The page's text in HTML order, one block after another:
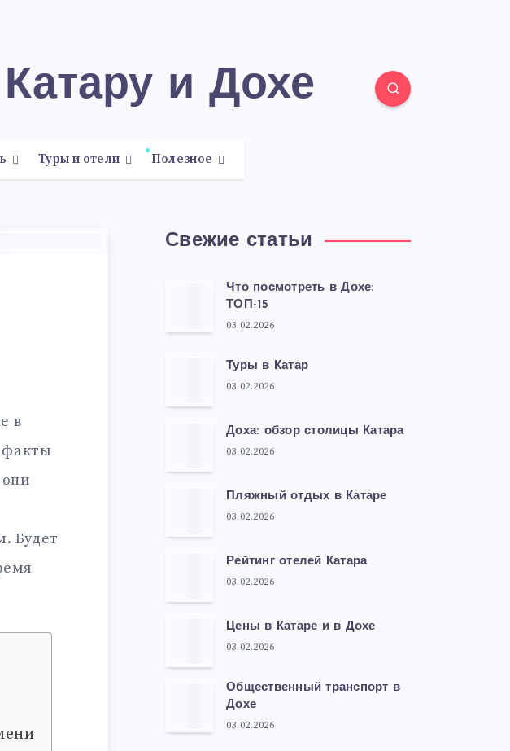
Катару и Дохе
Туры и отели Полезное
в
факты
Будет
Свежие статьи
Что посмотреть в Дохе:
ТОП-15
03.02.2026
Туры в Катар
03.02.2026
Доха: обзор столицы Катара
03.02.2026
Пляжный отдых в Катаре
03.02.2026
Рейтинг отелей Катара
03.02.2026
Цены в Катаре и в Дохе
03.02.2026
Общественный транспорт в
Дохе
03.02.2026